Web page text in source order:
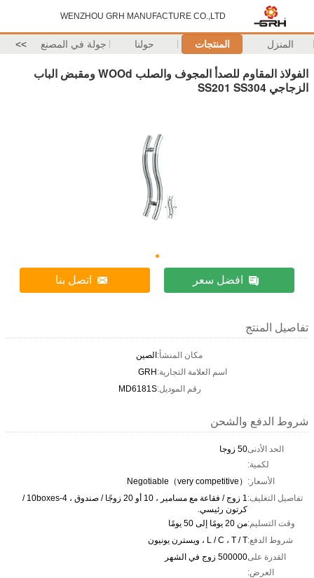
WENZHOU GRH MANUFACTURE CO.,LTD
المنزل المنتجات حولنا جولة في المصنع >>
الفولاذ المقاوم للصدأ المجوف والصلب WOOd ومقبض الباب
الزجاجي SS201 SS304
افضل سعر اتصل بنا
تفاصيل المنتج
مكان المنشأ:الصين
اسم العلامة التجارية:GRH
رقم الموديل:MD6181S
شروط الدفع والشحن
الحد الأدنى
لكمية:
50 زوجا
الأسعار: Negotiable（very competitive）
تفاصيل التغليف:
1 زوج / فقاعة مع مسامير ، 10 أو 20 زوجًا / صندوق ، 4-10boxes /
كرتون رئيسي.
وقت التسليم:من 20 يومًا إلى 50 يومًا
شروط الدفع:L / C ، T / T ، ويسترن يونيون
القدرة على
العرض:
500000 زوج في الشهر